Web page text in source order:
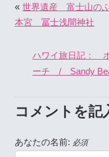
« 世界遺産 富士山の
本宮 冨士浅間神社
ハワイ旅日記：
ーチ / Sandy
コメントを記
あなたの名前: 必須